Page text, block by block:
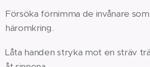
Försöka förnimma de invånare
häromkring.
Låta handen stryka mot en sträv